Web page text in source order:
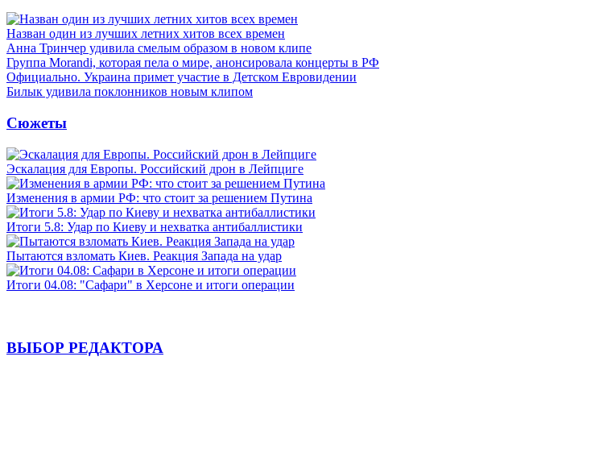
Назван один из лучших летних хитов всех времен
Анна Тринчер удивила смелым образом в новом клипе
Группа Morandi, которая пела о мире, анонсировала концерты в РФ
Официально. Украина примет участие в Детском Евровидении
Билык удивила поклонников новым клипом
Сюжеты
Эскалация для Европы. Российский дрон в Лейпциге
Изменения в армии РФ: что стоит за решением Путина
Итоги 5.8: Удар по Киеву и нехватка антибаллистики
Пытаются взломать Киев. Реакция Запада на удар
Итоги 04.08: "Сафари" в Херсоне и итоги операции
ВЫБОР РЕДАКТОРА